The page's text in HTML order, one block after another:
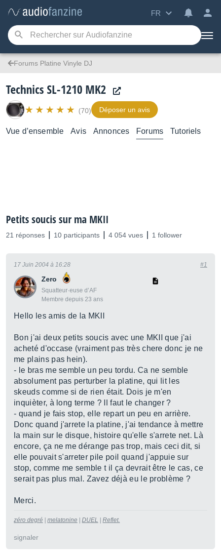
FR
Forums Platine Vinyle DJ
Technics SL-1210 MK2
(70) Déposer un avis
Vue d’ensemble Avis Annonces Forums Tutoriels
Petits soucis sur ma MKII
21 réponses 10 participants 4 054 vues 1 follower
Zero
Squatteur·euse d’AF
Membre depuis 23 ans
17 Juin 2004 à 16:28 #1
Hello les amis de la MKII
Bon j'ai deux petits soucis avec une MKII que j'ai
acheté d'occase (vraiment pas très chere donc je ne
me plains pas hein).
- le bras me semble un peu tordu. Ca ne semble
absolument pas perturber la platine, qui lit les
skeuds comme si de rien était. Dois je m'en
inquièter, à long terme ? Il faut le changer ?
- quand je fais stop, elle repart un peu en arrière.
Donc quand j'arrete la platine, j'ai tendance à mettre
la main sur le disque, histoire qu'elle s'arrete net. Là
encore, ça ne me dérange pas trop, mais ceci dit, si
elle pouvait s'arreter pile poil quand j'appuie sur
stop, comme me semble t il ça devrait être le cas, ce
serait pas plus mal. Zavez déjà eu le problème ?
Merci.
zéro degré melatonine DUEL Reflet.
signaler